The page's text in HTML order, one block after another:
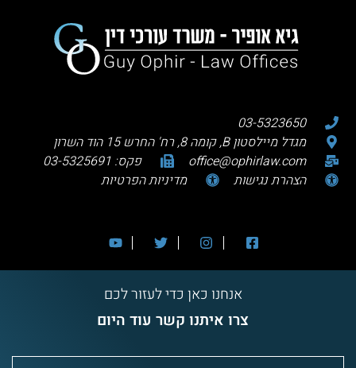
03-5323650
מגדל מיילסטון B, קומה 8, רח' החרש 15 הוד השרון
office@ophirlaw.com
פקס: 03-5325691
הצהרת נגישות
מדיניות הפרטיות
אנחנו כאן כדי לעזור לכם
צרו איתנו קשר עוד היום